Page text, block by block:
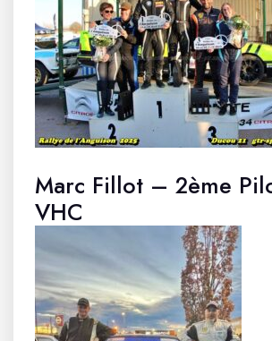
Marc Fillot – 2ème
VHC